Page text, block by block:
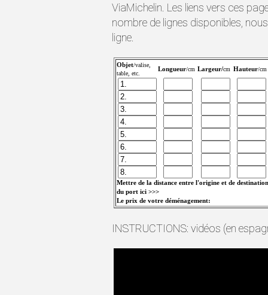
ViaMichelin. Les liens vers ces
nombre de lignes disponibles,
ligne.
Objet/valise,
table, etc.
Longueur/cm Largeur/cm Hauteur/cm
Mettre de la distance entre l'origine et de destination
du port ici >>>
Le prix de votre déménagement:
INSTRUCTIONS: vidéos (en